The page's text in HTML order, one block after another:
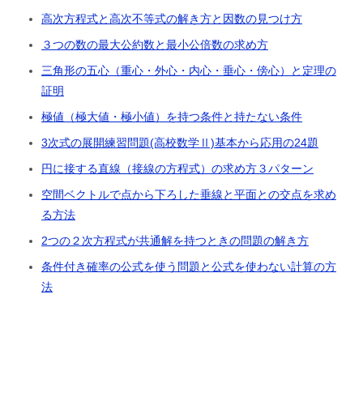
高次方程式と高次不等式の解き方と因数の見つけ方
３つの数の最大公約数と最小公倍数の求め方
三角形の五心（重心・外心・内心・垂心・傍心）と定理の
証明
極値（極大値・極小値）を持つ条件と持たない条件
3次式の展開練習問題(高校数学Ⅱ)基本から応用の24題
円に接する直線（接線の方程式）の求め方３パターン
空間ベクトルで点から下ろした垂線と平面との交点を求め
る方法
2つの２次方程式が共通解を持つときの問題の解き方
条件付き確率の公式を使う問題と公式を使わない計算の方
法